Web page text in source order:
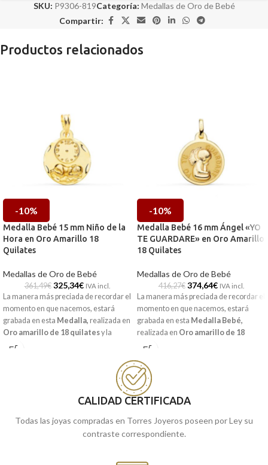
SKU: P9306-819Categoría: Medallas de Oro de Bebé
Compartir:
Productos relacionados
-10%
Medalla Bebé 15 mm Niño de la
Hora en Oro Amarillo 18
Quilates
Medallas de Oro de Bebé
361,49€ 325,34€ IVA incl.
La manera más preciada de recordar el
momento en que nacemos, estará
grabada en esta Medalla, realizada en
Oro amarillo de 18 quilatesy la
imagen a relieve del
comprarla online y te la enviamos a
-10%
Medalla Bebé 16 mm Ángel «YO
TE GUARDARE» en Oro Amarillo
18 Quilates
Medallas de Oro de Bebé
416,27€ 374,64€ IVA incl.
La manera más preciada de recordar el
momento en que nacemos, estará
grabada en esta Medalla Bebé,
realizada en Oro amarillo de 18
quilates
Puedes encontrarla en nuestras
tiendas de Málaga y Melilla, o
comprarla online y te la enviamos a
CALIDAD CERTIFICADA
Todas las joyas compradas en Torres Joyeros poseen por Ley su
contraste correspondiente.